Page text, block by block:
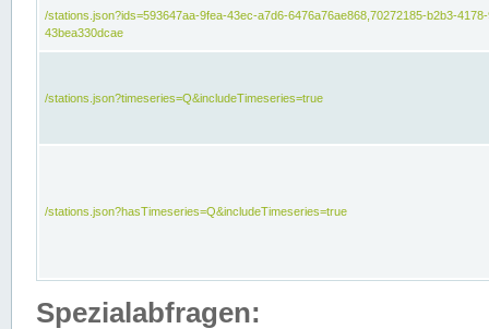
/stations.json?ids=593647aa-9fea-43ec-a7d6-6476a76ae868,70272185-b2b3-
43bea330dcae
/stations.json?timeseries=Q&includeTimeseries=true
/stations.json?hasTimeseries=Q&includeTimeseries=true
Spezialabfragen: